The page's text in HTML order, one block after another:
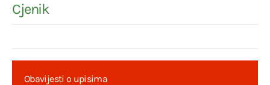
Cjenik
Obavijesti o upisima